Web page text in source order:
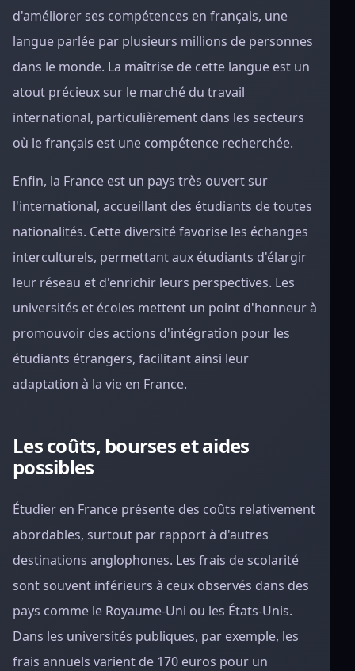
d'améliorer ses compétences en français, une
langue parlée par plusieurs millions de personnes
dans le monde. La maîtrise de cette langue est un
atout précieux sur le marché du travail
international, particulièrement dans les secteurs
où le français est une compétence recherchée.
Enfin, la France est un pays très ouvert sur
l'international, accueillant des étudiants de toutes
nationalités. Cette diversité favorise les échanges
interculturels, permettant aux étudiants d'élargir
leur réseau et d'enrichir leurs perspectives. Les
universités et écoles mettent un point d'honneur à
promouvoir des actions d'intégration pour les
étudiants étrangers, facilitant ainsi leur
adaptation à la vie en France.
Les coûts, bourses et aides
possibles
Étudier en France présente des coûts relativement
abordables, surtout par rapport à d'autres
destinations anglophones. Les frais de scolarité
sont souvent inférieurs à ceux observés dans des
pays comme le Royaume-Uni ou les États-Unis.
Dans les universités publiques, par exemple, les
frais annuels varient de 170 euros pour un